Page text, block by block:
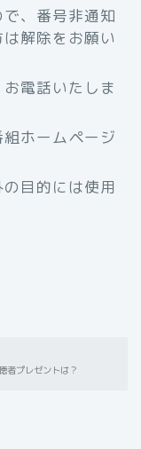
、番号非通知
解除をお願い
電話いたしま
ホームページ
目的には使用
者プレゼントは？